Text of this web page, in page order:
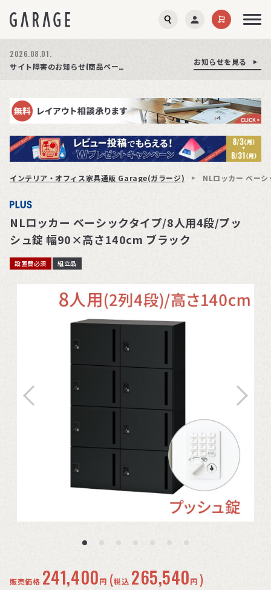
2026.08.03.
お知らせを見る
商品ページ障害復旧のお知らせ お知らせを見る
2026.08.01.
サイト障害のお知らせ(商品ページが正常に表示されない事象発生)
お知らせを見る
インテリア・オフィス家具通販 Garage(ガラージ) NLロッカー ベー
NLロッカー ベーシックタイプ/8人用4段/プッ
シュ錠 幅90×高さ140cm ブラック
設置費必須 組立品
販売価格 241,400円 (税込 265,540円 )